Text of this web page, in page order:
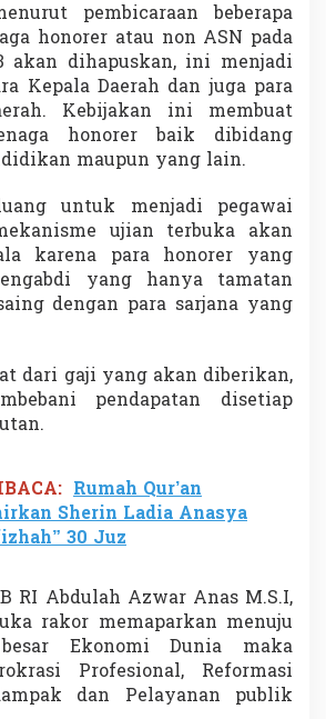
pembicaraan beberapa
honorer atau non ASN pada
akan dihapuskan, ini menjadi
Kepala Daerah dan juga para
Kebijakan ini membuat
honorer baik dibidang
maupun yang lain.
untuk menjadi pegawai
ujian terbuka akan
karena para honorer yang
yang hanya tamatan
dengan para sarjana yang
dari gaji yang akan diberikan,
pendapatan disetiap
Rumah Qur’an
Sherin Ladia Anasya
30 Juz
RI Abdulah Azwar Anas M.S.I,
rakor memaparkan menuju
Ekonomi Dunia maka
Profesional, Reformasi
dan Pelayanan publik